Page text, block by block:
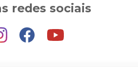
redes sociais